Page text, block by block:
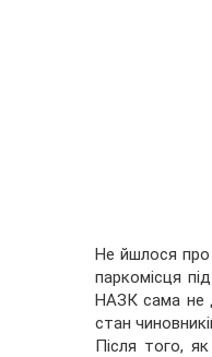
Не йшлося про
паркомісця
НАЗК сама не
стан
Після того,